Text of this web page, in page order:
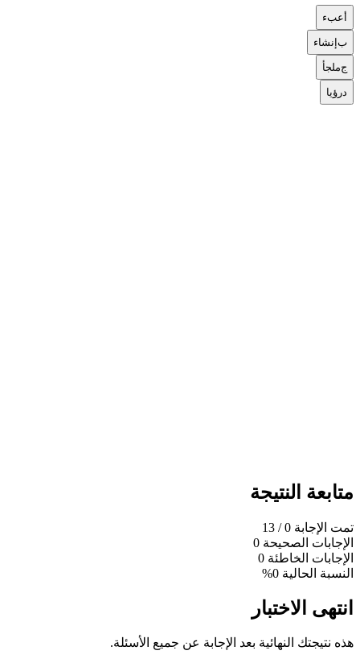
عبء
بإنشاء
جملجأ
رؤيا
متابعة النتيجة
تمت الإجابة 0
/ 13
الإجابات الصحيحة 0
الإجابات الخاطئة 0
النسبة الحالية 0%
انتهى الاختبار
هذه نتيجتك النهائية بعد الإجابة عن جميع الأسئلة.